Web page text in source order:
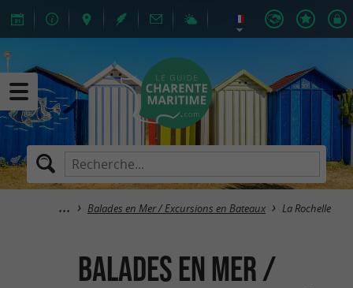
Balades en Mer / Excursions en Bateaux La Rochelle
Balades en Mer /